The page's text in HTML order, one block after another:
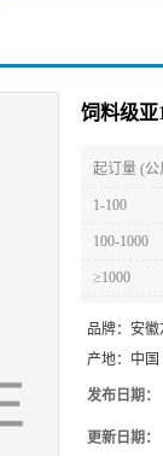
饲料级亚
起订量 (公
1-100
100-1000
≥1000
品牌： 安徽
产地： 中国
发布日期：
更新日期：